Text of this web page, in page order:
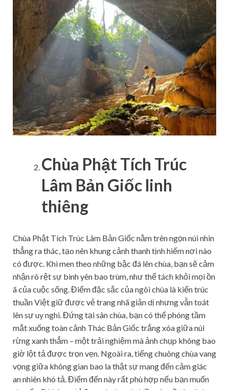
Chùa Phật Tích Trúc
Lâm Bản Giốc linh
thiêng
Chùa Phật Tích Trúc Lâm Bản Giốc nằm trên ngọn núi nhìn
thẳng ra thác, tạo nên khung cảnh thanh tịnh hiếm nơi nào
có được. Khi men theo những bậc đá lên chùa, bạn sẽ cảm
nhận rõ rệt sự bình yên bao trùm, như thể tách khỏi mọi ồn
ã của cuộc sống. Điểm đặc sắc của ngôi chùa là kiến trúc
thuần Việt giữ được vẻ trang nhã giản dị nhưng vẫn toát
lên sự uy nghi. Đứng tại sân chùa, bạn có thể phóng tầm
mắt xuống toàn cảnh Thác Bản Giốc trắng xóa giữa núi
rừng xanh thẳm – một trải nghiệm mà ảnh chụp không bao
giờ lột tả được trọn vẹn. Ngoài ra, tiếng chuông chùa vang
vọng giữa không gian bao la thật sự mang đến cảm giác
an nhiên khó tả. Điểm đến này rất phù hợp nếu bạn muốn